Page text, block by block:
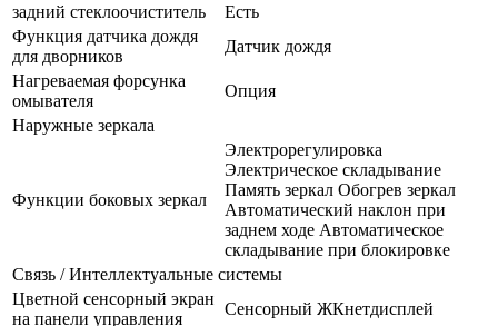
задний стеклоочиститель
Есть
Функция датчика дождя
для дворников
Датчик дождя
Нагреваемая форсунка
омывателя
Опция
Наружные зеркала
Функции боковых зеркал
Электрорегулировка
Электрическое складывание
Память зеркал Обогрев зеркал
Автоматический наклон при
заднем ходе Автоматическое
складывание при блокировке
Связь / Интеллектуальные системы
Цветной сенсорный экран
на панели управления
Сенсорный ЖКнетдисплей